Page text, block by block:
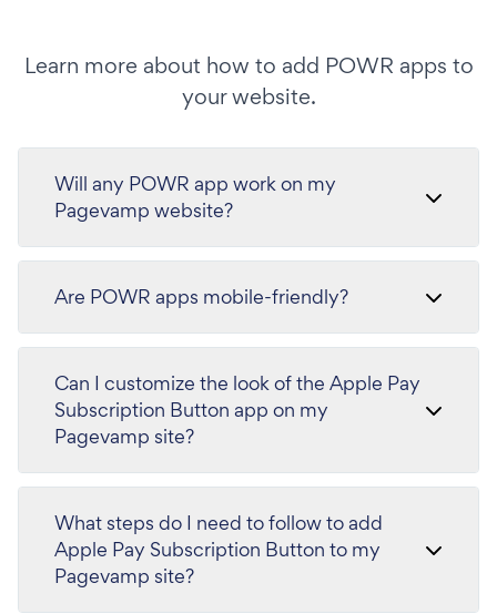
Learn more about how to add POWR apps to
your website.
Will any POWR app work on my
Pagevamp website?
Are POWR apps mobile-friendly?
Can I customize the look of the Apple Pay
Subscription Button app on my
Pagevamp site?
What steps do I need to follow to add
Apple Pay Subscription Button to my
Pagevamp site?